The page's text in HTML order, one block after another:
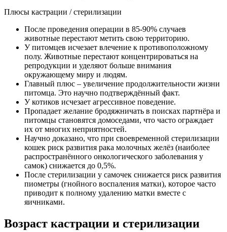
Плюсы кастрации / стерилизации
После проведения операции в 85-90% случаев
животные перестают метить свою территорию.
У питомцев исчезает влечение к противоположному
полу. Животные перестают концентрироваться на
репродукции и уделяют больше внимания
окружающему миру и людям.
Главный плюс – увеличение продолжительности жизни
питомца. Это научно подтверждённый факт.
У котиков исчезает агрессивное поведение.
Пропадает желание бродяжничать в поисках партнёра и
питомцы становятся домоседами, что часто ограждает
их от многих неприятностей.
Научно доказано, что при своевременной стерилизации
кошек риск развития рака молочных желёз (наиболее
распространённого онкологического заболевания у
самок) снижается до 0,5%.
После стерилизации у самочек снижается риск развития
пиометры (гнойного воспаления матки), которое часто
приводит к полному удалению матки вместе с
яичниками.
Возраст кастрации и стерилизации